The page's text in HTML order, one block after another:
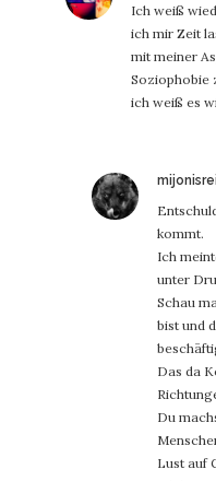
Ich weiß
ich mir Zeit
mit meiner
Soziophobie
ich weiß es
kommt.
Ich
unter
Schau
bist und
Das da
Du
Lust auf